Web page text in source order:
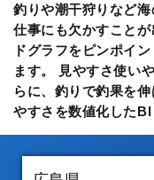
釣りや潮干狩りなど
仕事にも欠かすこと
ドグラフをピンポイ
ます。 見やすさ使い
らに、釣りで釣果を
やすさを数値化したBI